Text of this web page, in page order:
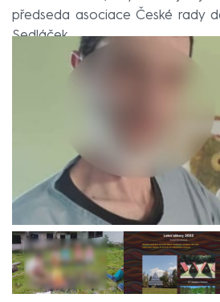
předseda asociace České rady
Sedláček.